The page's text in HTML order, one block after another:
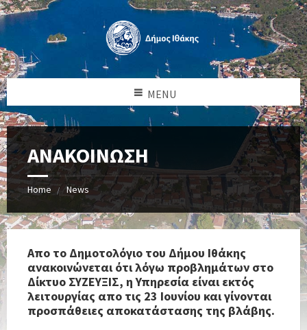
MENU
ΑΝΑΚΟΙΝΩΣΗ
Home News
Απο το Δημοτολόγιο του Δήμου Ιθάκης
ανακοινώνεται ότι λόγω προβλημάτων στο
Δίκτυο ΣΥΖΕΥΞΙΣ, η Υπηρεσία είναι εκτός
λειτουργίας απο τις 23 Ιουνίου και γίνονται
προσπάθειες αποκατάστασης της βλάβης.